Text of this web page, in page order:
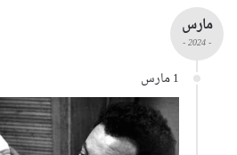
مارس
- 2024 -
1 مارس